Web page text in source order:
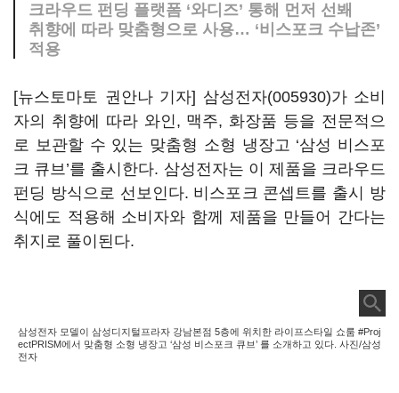
크라우드 펀딩 플랫폼 ‘와디즈’ 통해 먼저 선봬
취향에 따라 맞춤형으로 사용… ‘비스포크 수납존’
적용
[뉴스토마토 권안나 기자] 삼성전자(005930)가 소비
자의 취향에 따라 와인, 맥주, 화장품 등을 전문적으
로 보관할 수 있는 맞춤형 소형 냉장고 ‘삼성 비스포
크 큐브’를 출시한다. 삼성전자는 이 제품을 크라우드
펀딩 방식으로 선보인다. 비스포크 콘셉트를 출시 방
식에도 적용해 소비자와 함께 제품을 만들어 간다는
취지로 풀이된다.
삼성전자 모델이 삼성디지털프라자 강남본점 5층에 위치한 라이프스타일 쇼룸 #Proj
ectPRISM에서 맞춤형 소형 냉장고 ‘삼성 비스포크 큐브’ 를 소개하고 있다. 사진/삼성
전자